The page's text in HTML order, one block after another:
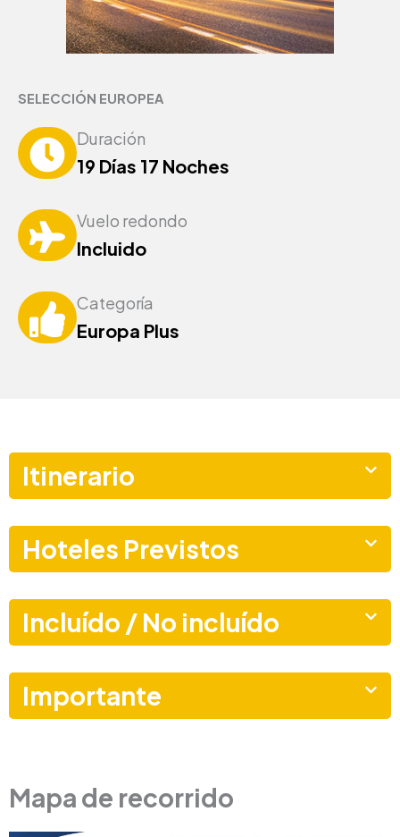
SELECCIÓN EUROPEA
Duración
19 Días 17 Noches
Vuelo redondo
Incluido
Categoría
Europa Plus
Itinerario
Hoteles Previstos
Incluído / No incluído
Importante
Mapa de recorrido